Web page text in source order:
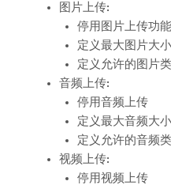
图片上传:
停用图片上传功能
定义最大图片大小
定义允许的图片
音频上传:
停用音频上传
定义最大音频大小
定义允许的音频
视频上传:
停用视频上传